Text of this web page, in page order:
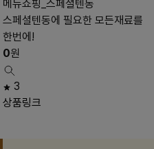
메뉴쇼핑_스페셜텐동
스페셜텐동에 필요한 모든재료를
한번에!
0원
3
상품링크